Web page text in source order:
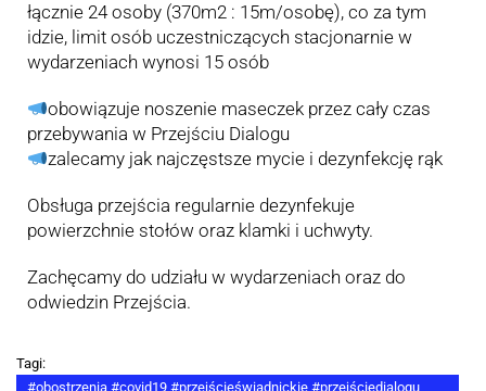
łącznie 24 osoby (370m2 : 15m/osobę), co za tym
idzie, limit osób uczestniczących stacjonarnie w
wydarzeniach wynosi 15 osób
obowiązuje noszenie maseczek przez cały czas
przebywania w Przejściu Dialogu
zalecamy jak najczęstsze mycie i dezynfekcję rąk
Obsługa przejścia regularnie dezynfekuje
powierzchnie stołów oraz klamki i uchwyty.
Zachęcamy do udziału w wydarzeniach oraz do
odwiedzin Przejścia.
Tagi:
#obostrzenia #covid19 #przejścieświadnickie #przejściedialogu